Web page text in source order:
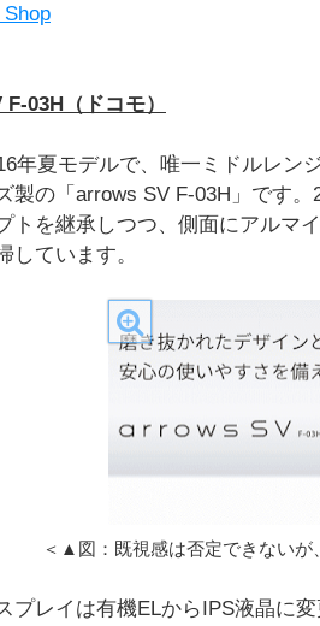
03H（ドコモ）
年夏モデルで、唯一ミドルレ
製の「arrows SV F-03H」です
トを継承しつつ、側面にアルマ
しています。
＜▲図：既視感は否定できないが
プレイは有機ELからIPS液晶に